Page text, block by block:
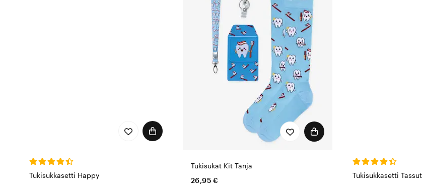
Tukisukkasetti Happy
Tukisukat Kit Tanja
26,95 €
Tukisukkasetti Tassut